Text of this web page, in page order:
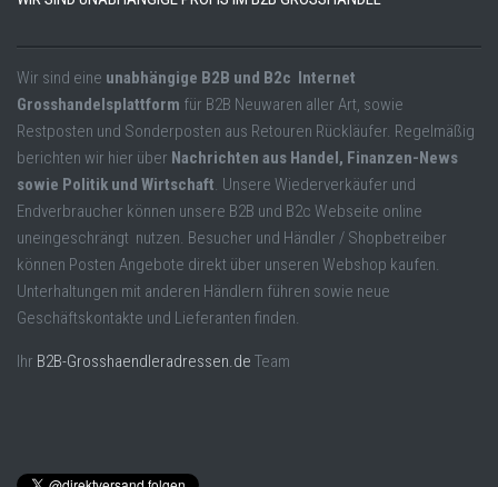
Wir sind eine unabhängige B2B und B2c Internet
Grosshandelsplattform für B2B Neuwaren aller Art, sowie
Restposten und Sonderposten aus Retouren Rückläufer. Regelmäßig
berichten wir hier über Nachrichten aus Handel, Finanzen-News
sowie Politik und Wirtschaft . Unsere Wiederverkäufer und
Endverbraucher können unsere B2B und B2c Webseite online
uneingeschrängt nutzen. Besucher und Händler / Shopbetreiber
können Posten Angebote direkt über unseren Webshop kaufen.
Unterhaltungen mit anderen Händlern führen sowie neue
Geschäftskontakte und Lieferanten finden.
Ihr B2B-Grosshaendleradressen.de Team